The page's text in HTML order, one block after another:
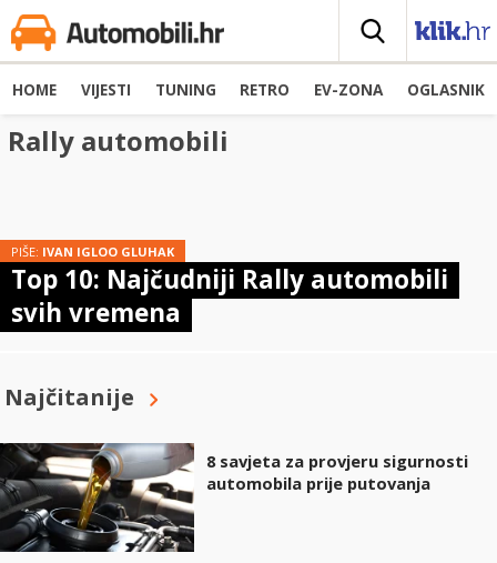
HOME VIJESTI TUNING RETRO EV-ZONA OGLASNIK
Rally automobili
PIŠE: IVAN IGLOO GLUHAK
Top 10: Najčudniji Rally automobili
svih vremena
Najčitanije
8 savjeta za provjeru sigurnosti
automobila prije putovanja